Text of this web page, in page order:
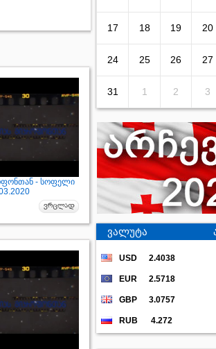
- სოფელი
17 18 19 20
24 25 26 27
31 1 2 3
ვალუტა
USD 2.4038
EUR 2.5718
GBP 3.0757
RUB 4.272